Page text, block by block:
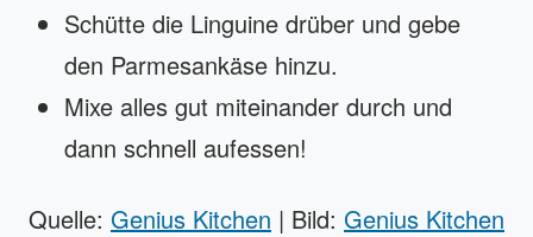
Schütte die Linguine drüber und gebe
den Parmesankäse hinzu.
Mixe alles gut miteinander durch und
dann schnell aufessen!
Quelle: Genius Kitchen | Bild: Genius Kitchen